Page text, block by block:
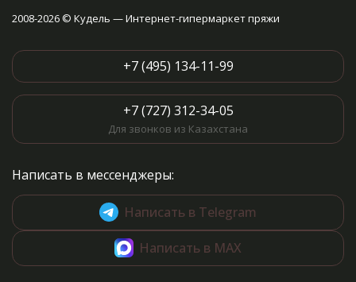
2008-2026 © Кудель — Интернет-гипермаркет пряжи
+7 (495) 134-11-99
+7 (727) 312-34-05
Для звонков из Казахстана
Написать в мессенджеры:
Написать в Telegram
Написать в MAX